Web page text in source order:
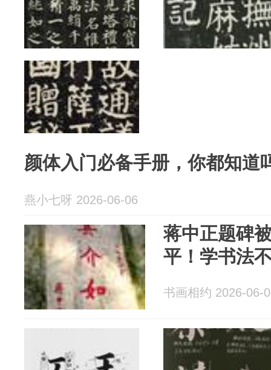
颜体入门必备手册，你都知道
燕小七呀 2026-06-06
蒋中正题碑
平！学书法
书画相约 2026-06-